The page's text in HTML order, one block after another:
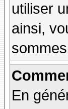
utiliser
ainsi,
En